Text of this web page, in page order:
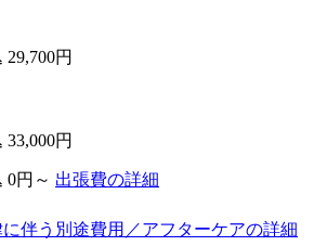
29,700円
33,000円
0円～ 出張費の詳細
伴う別途費用／アフターケアの詳細